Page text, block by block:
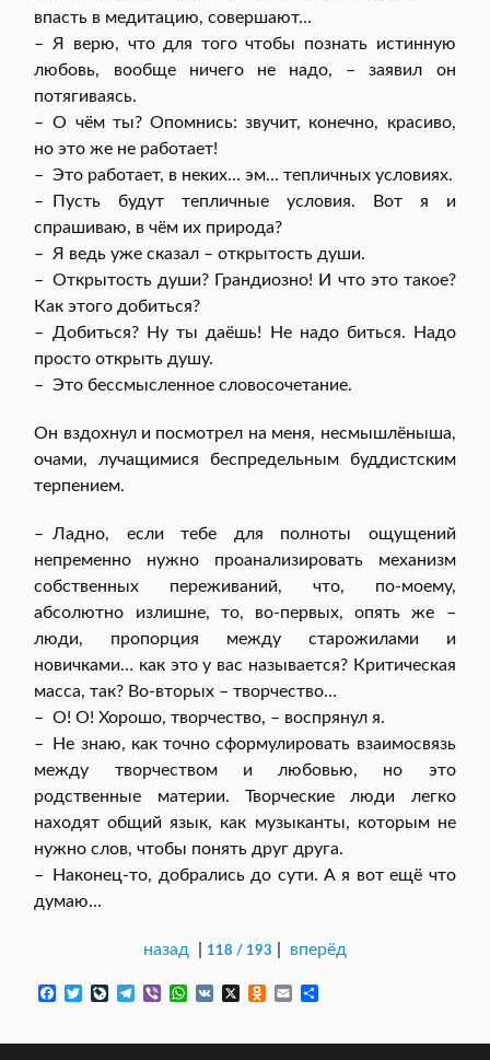
впасть в медитацию, совершают…
– Я верю, что для того чтобы познать истинную
любовь, вообще ничего не надо, – заявил он
потягиваясь.
– О чём ты? Опомнись: звучит, конечно, красиво,
но это же не работает!
– Это работает, в неких… эм… тепличных условиях.
– Пусть будут тепличные условия. Вот я и
спрашиваю, в чём их природа?
– Я ведь уже сказал – открытость души.
– Открытость души? Грандиозно! И что это такое?
Как этого добиться?
– Добиться? Ну ты даёшь! Не надо биться. Надо
просто открыть душу.
– Это бессмысленное словосочетание.
Он вздохнул и посмотрел на меня, несмышлёныша,
очами, лучащимися беспредельным буддистским
терпением.
– Ладно, если тебе для полноты ощущений
непременно нужно проанализировать механизм
собственных переживаний, что, по-моему,
абсолютно излишне, то, во-первых, опять же –
люди, пропорция между старожилами и
новичками… как это у вас называется? Критическая
масса, так? Во-вторых – творчество…
– О! О! Хорошо, творчество, – воспрянул я.
– Не знаю, как точно сформулировать взаимосвязь
между творчеством и любовью, но это
родственные материи. Творческие люди легко
находят общий язык, как музыканты, которым не
нужно слов, чтобы понять друг друга.
– Наконец-то, добрались до сути. А я вот ещё что
думаю…
назад 118 / 193 вперёд
e
t
e
e
V
e
W
t
V
O
o
i
р